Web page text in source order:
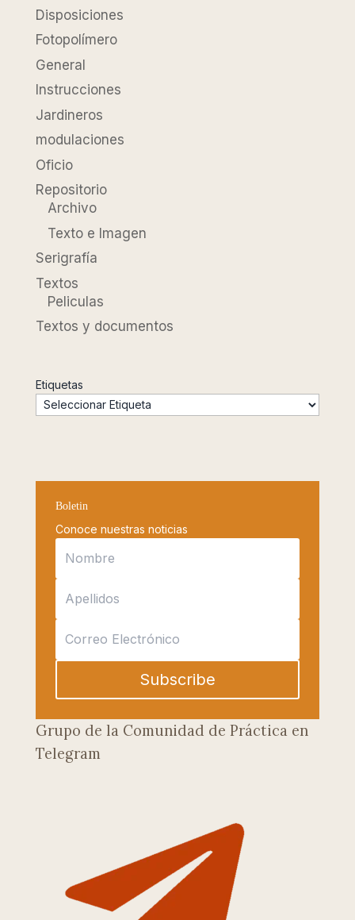
Disposiciones
Fotopolímero
General
Instrucciones
Jardineros
modulaciones
Oficio
Repositorio
Archivo
Texto e Imagen
Serigrafía
Textos
Peliculas
Textos y documentos
Etiquetas
Boletin
Conoce nuestras noticias
Subscribe
Grupo de la Comunidad de Práctica en
Telegram